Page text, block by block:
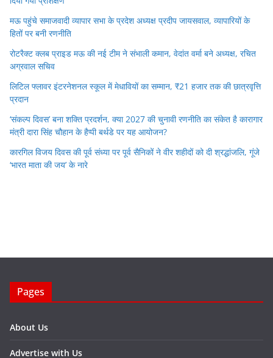
मऊ पहुंचे समाजवादी व्यापार सभा के प्रदेश अध्यक्ष प्रदीप जायसवाल, व्यापारियों के
हितों पर बनी रणनीति
रोटरैक्ट क्लब प्राइड मऊ की नई टीम ने संभाली कमान, वेदांत वर्मा बने अध्यक्ष, रचित
अग्रवाल सचिव
लिटिल फ्लावर इंटरनेशनल स्कूल में मेधावियों का सम्मान, ₹21 हजार तक की छात्रवृत्ति
प्रदान
‘संकल्प दिवस’ बना शक्ति प्रदर्शन, क्या 2027 की चुनावी रणनीति का संकेत है कारागार
मंत्री दारा सिंह चौहान के हैप्पी बर्थडे पर यह आयोजन?
कारगिल विजय दिवस की पूर्व संध्या पर पूर्व सैनिकों ने वीर शहीदों को दी श्रद्धांजलि, गूंजे
‘भारत माता की जय’ के नारे
Pages
About Us
Advertise with Us